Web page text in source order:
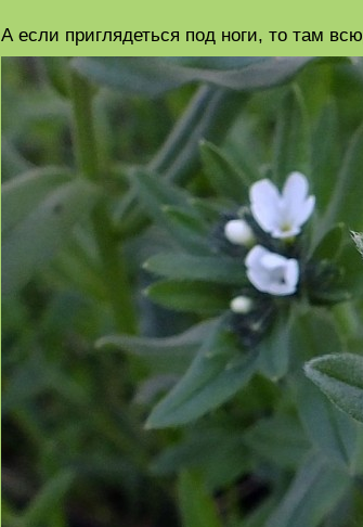
А если приглядеться под ноги, то там